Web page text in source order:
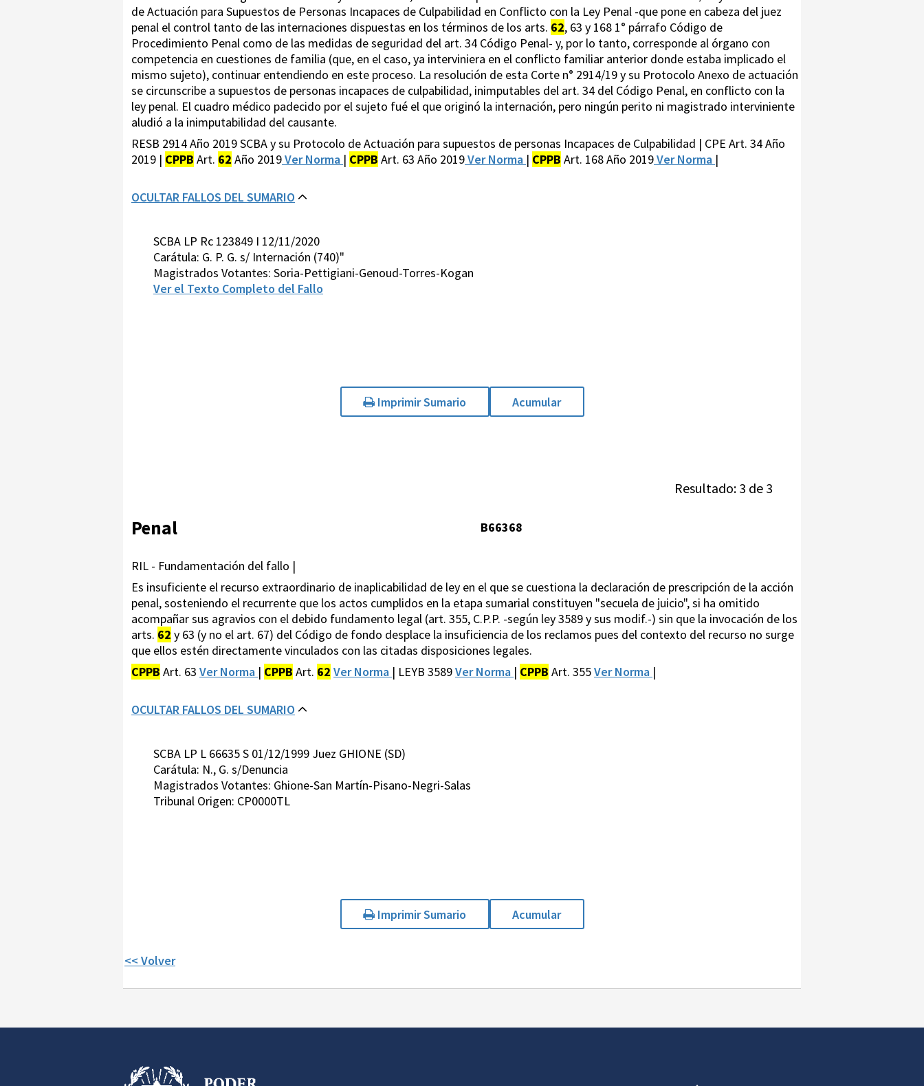
de Actuación para Supuestos de Personas Incapaces de Culpabilidad en Conflicto con la Ley Penal -que pone en cabeza del juez
penal el control tanto de las internaciones dispuestas en los términos de los arts. 62, 63 y 168 1° párrafo Código de
Procedimiento Penal como de las medidas de seguridad del art. 34 Código Penal- y, por lo tanto, corresponde al órgano con
competencia en cuestiones de familia (que, en el caso, ya interviniera en el conflicto familiar anterior donde estaba implicado el
mismo sujeto), continuar entendiendo en este proceso. La resolución de esta Corte n° 2914/19 y su Protocolo Anexo de actuación
se circunscribe a supuestos de personas incapaces de culpabilidad, inimputables del art. 34 del Código Penal, en conflicto con la
ley penal. El cuadro médico padecido por el sujeto fué el que originó la internación, pero ningún perito ni magistrado interviniente
aludió a la inimputabilidad del causante.
RESB 2914 Año 2019 SCBA y su Protocolo de Actuación para supuestos de personas Incapaces de Culpabilidad | CPE Art. 34 Año
2019 | CPPB Art. 62 Año 2019Ver Norma | CPPB Art. 63 Año 2019Ver Norma | CPPB Art. 168 Año 2019Ver Norma |
OCULTAR FALLOS DEL SUMARIO
SCBA LP Rc 123849 I 12/11/2020
Carátula: G. P. G. s/ Internación (740)"
Magistrados Votantes: Soria-Pettigiani-Genoud-Torres-Kogan
Ver el Texto Completo del Fallo
Imprimir Sumario Acumular
Resultado: 3 de 3
Penal B66368
RIL - Fundamentación del fallo |
Es insuficiente el recurso extraordinario de inaplicabilidad de ley en el que se cuestiona la declaración de prescripción de la acción
penal, sosteniendo el recurrente que los actos cumplidos en la etapa sumarial constituyen "secuela de juicio", si ha omitido
acompañar sus agravios con el debido fundamento legal (art. 355, C.P.P. -según ley 3589 y sus modif.-) sin que la invocación de los
arts. 62 y 63 (y no el art. 67) del Código de fondo desplace la insuficiencia de los reclamos pues del contexto del recurso no surge
que ellos estén directamente vinculados con las citadas disposiciones legales.
CPPB Art. 63 Ver Norma | CPPB Art. 62 Ver Norma | LEYB 3589Ver Norma | CPPB Art. 355Ver Norma |
OCULTAR FALLOS DEL SUMARIO
SCBA LP L 66635 S 01/12/1999 Juez GHIONE (SD)
Carátula: N., G. s/Denuncia
Magistrados Votantes: Ghione-San Martín-Pisano-Negri-Salas
Tribunal Origen: CP0000TL
Imprimir Sumario Acumular
<< Volver